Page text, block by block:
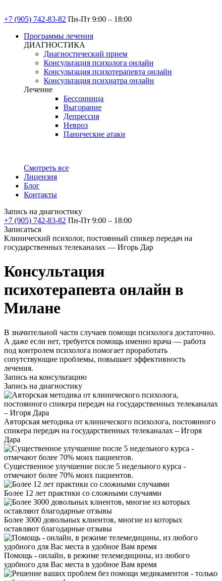
+7 (905) 742-83-82 Пн-Пт 9:00 – 18:00
Программы лечения
ДИАГНОСТИКА
Диагностический прием
Консультация психолога онлайн
Консультация психотерапевта онлайн
Консультация психиатра онлайн
Лечение
Бессонница
Выгорание
Депрессия
Невроз
Панические атаки
Смотреть все
Лицензия
Блог
Контакты
Запись на диагностику
+7 (905) 742-83-82 Пн-Пт 9:00 – 18:00
Записаться
Клинический психолог, постоянный спикер передач на
государственных телеканалах — Игорь Дар
Консультация
психотерапевта онлайн в
Милане
В значительной части случаев помощи психолога достаточно.
А даже если нет, требуется помощь именно врача — работа
под контролем психолога помогает проработать
сопутствующие проблемы, повышает эффективность
лечения.
Запись на консультацию
Запись на диагностику
Авторская методика от клинического психолога, постоянного
спикера передач на государственных телеканалах – Игоря
Дара
Существенное улучшение после 5 недельного курса -
отмечают более 70% моих пациентов.
Более 12 лет практики со сложными случаями
Более 3000 довольных клиентов, многие из которых
оставляют благодарные отзывы
Помощь - онлайн, в режиме телемедицины, из любого
удобного для Вас места в удобное Вам время